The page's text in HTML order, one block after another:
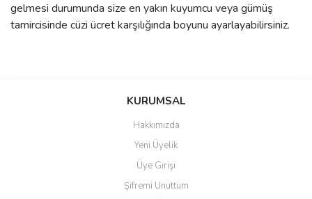
gelmesi durumunda size en yakın kuyumcu veya gümüş
tamircisinde cüzi ücret karşılığında boyunu ayarlayabilirsiniz.
Bu ürüne ilk yorumu siz yapın!
Yorum Yaz
Ürün resmi kalitesiz, bozuk veya görüntülenemiyor.
Ürün açıklamasında eksik bilgiler bulunuyor.
Ürün bilgilerinde hatalar bulunuyor.
KURUMSAL
Hakkımızda
Yeni Üyelik
Üye Girişi
Şifremi Unuttum